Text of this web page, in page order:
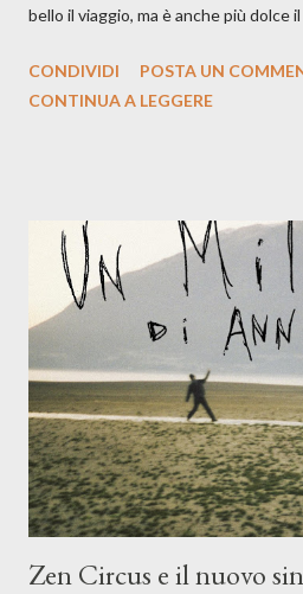
bello il viaggio, ma è anche più
indubbiamente matura e
Dicevamo. Ed è da qui che il nostro
musicale, con " Che ora è" ,
moglie, del senso di sconfitta e del
giusta condizione di sopraffazione:
è, di questa estate che...". E' raro
cover, ma...
CONDIVIDI
POSTA UN
CONTINUA A LEGGERE
Zen Circus e il nuovo